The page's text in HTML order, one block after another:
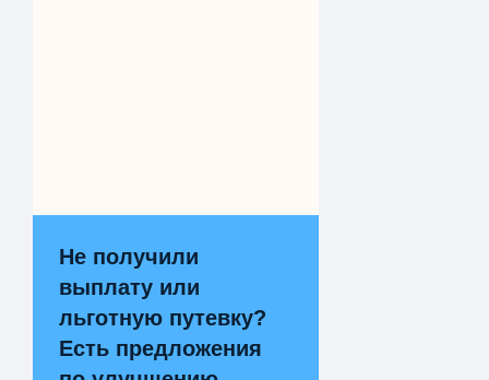
Не получили
выплату или
льготную путевку?
Есть предложения